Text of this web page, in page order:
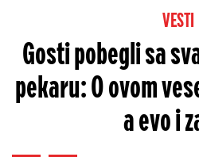
VESTI
Gosti pobegli sa
pekaru: O ovom
a evo i